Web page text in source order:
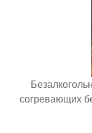
согревающих